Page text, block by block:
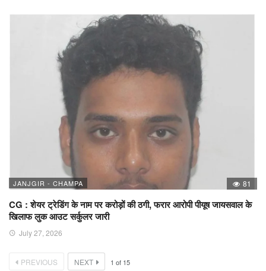
JANJGIR - CHAMPA 81
CG : शेयर ट्रेडिंग के नाम पर करोड़ों की ठगी, फरार आरोपी पीयूष जायसवाल के
खिलाफ लुक आउट सर्कुलर जारी
July 27, 2026
PREVIOUS NEXT 1 of 15